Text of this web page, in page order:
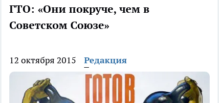
ГТО: «Они покруче, чем в
Советском Союзе»
12 октября 2015 Редакция